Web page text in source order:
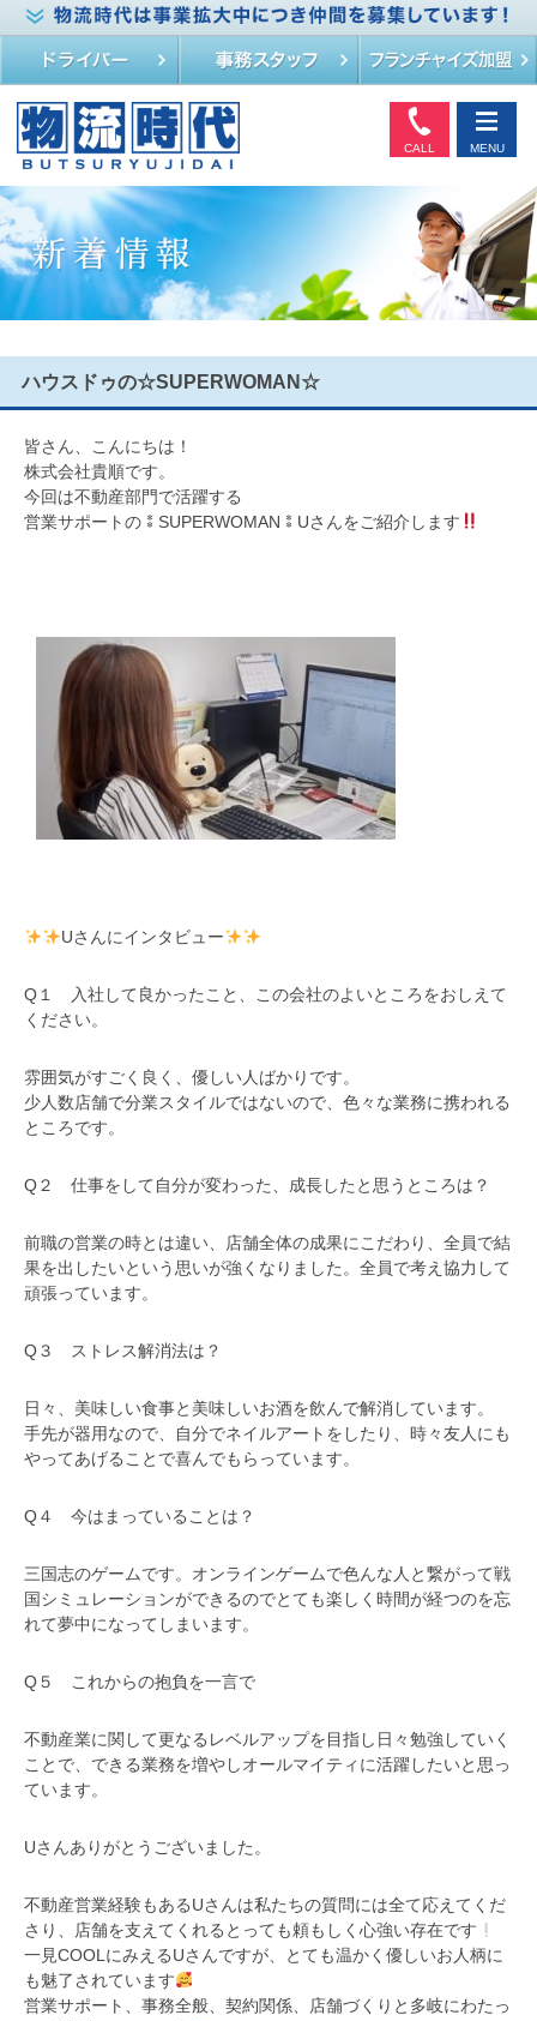
CALL MENU
ハウスドゥの☆SUPERWOMAN☆
皆さん、こんにちは！
株式会社貴順です。
今回は不動産部門で活躍する
営業サポートの⁑SUPERWOMAN⁑Uさんをご紹介します
Uさんにインタビュー
Q１ 入社して良かったこと、この会社のよいところをおしえて
ください。
雰囲気がすごく良く、優しい人ばかりです。
少人数店舗で分業スタイルではないので、色々な業務に携われる
ところです。
Q２ 仕事をして自分が変わった、成長したと思うところは？
前職の営業の時とは違い、店舗全体の成果にこだわり、全員で結
果を出したいという思いが強くなりました。全員で考え協力して
頑張っています。
Q３ ストレス解消法は？
日々、美味しい食事と美味しいお酒を飲んで解消しています。
手先が器用なので、自分でネイルアートをしたり、時々友人にも
やってあげることで喜んでもらっています。
Q４ 今はまっていることは？
三国志のゲームです。オンラインゲームで色んな人と繋がって戦
国シミュレーションができるのでとても楽しく時間が経つのを忘
れて夢中になってしまいます。
Q５ これからの抱負を一言で
不動産業に関して更なるレベルアップを目指し日々勉強していく
ことで、できる業務を増やしオールマイティに活躍したいと思っ
ています。
Uさんありがとうございました。
不動産営業経験もあるUさんは私たちの質問には全て応えてくだ
さり、店舗を支えてくれるとっても頼もしく心強い存在です
一見COOLにみえるUさんですが、とても温かく優しいお人柄に
も魅了されています
営業サポート、事務全般、契約関係、店舗づくりと多岐にわたっ